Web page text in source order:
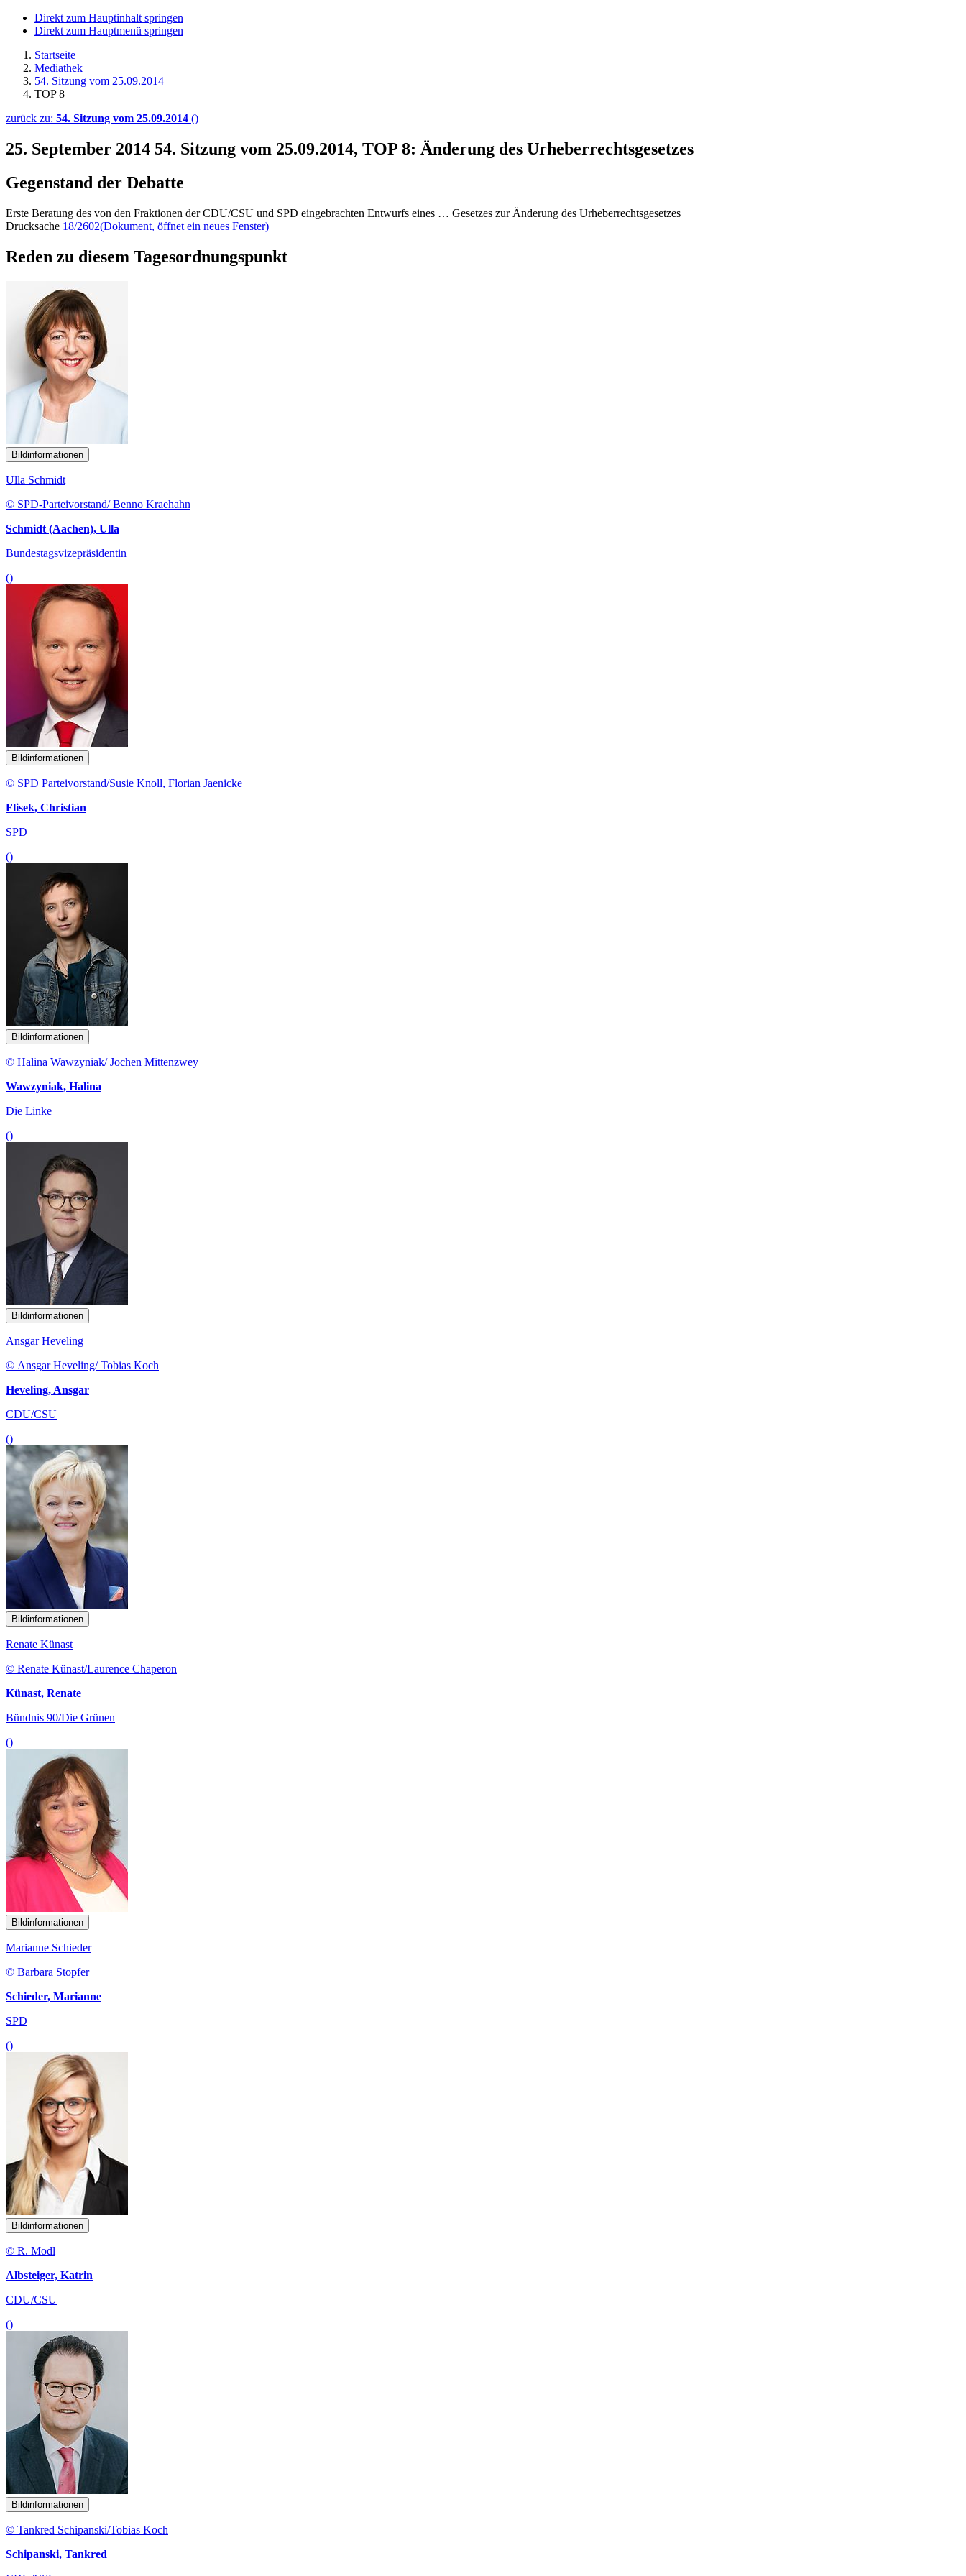
Direkt zum Hauptinhalt springen
Direkt zum Hauptmenü springen
Startseite
Mediathek
54. Sitzung vom 25.09.2014
TOP 8
zurück zu: 54. Sitzung vom 25.09.2014 ()
25. September 2014 54. Sitzung vom 25.09.2014, TOP 8: Änderung des Urheberrechtsgesetzes
Gegenstand der Debatte
Erste Beratung des von den Fraktionen der CDU/CSU und SPD eingebrachten Entwurfs eines … Gesetzes zur Änderung des Urheberrechtsgesetzes
Drucksache 18/2602(Dokument, öffnet ein neues Fenster)
Reden zu diesem Tagesordnungspunkt
Bildinformationen
Ulla Schmidt
© SPD-Parteivorstand/ Benno Kraehahn
Schmidt (Aachen), Ulla
Bundestagsvizepräsidentin
()
Bildinformationen
© SPD Parteivorstand/Susie Knoll, Florian Jaenicke
Flisek, Christian
SPD
()
Bildinformationen
© Halina Wawzyniak/ Jochen Mittenzwey
Wawzyniak, Halina
Die Linke
()
Bildinformationen
Ansgar Heveling
© Ansgar Heveling/ Tobias Koch
Heveling, Ansgar
CDU/CSU
()
Bildinformationen
Renate Künast
© Renate Künast/Laurence Chaperon
Künast, Renate
Bündnis 90/Die Grünen
()
Bildinformationen
Marianne Schieder
© Barbara Stopfer
Schieder, Marianne
SPD
()
Bildinformationen
© R. Modl
Albsteiger, Katrin
CDU/CSU
()
Bildinformationen
© Tankred Schipanski/Tobias Koch
Schipanski, Tankred